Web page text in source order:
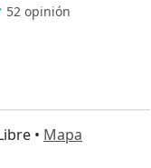
52 opinión
• Mapa